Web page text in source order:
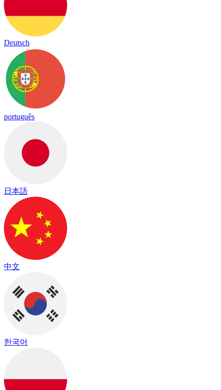
Deutsch
português
日本語
中文
한국어